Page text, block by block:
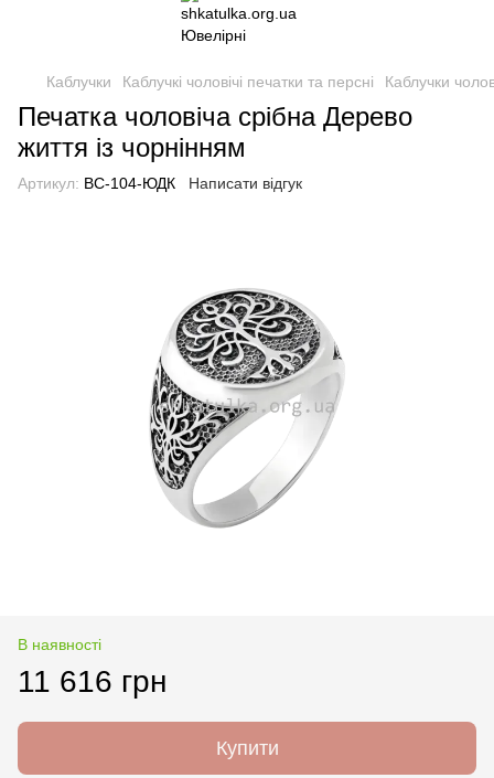
Каблучки Каблучкі чоловічі печатки та персні Каблучки
Печатка чоловіча срібна Дерево
життя із чорнінням
Артикул: ВС-104-ЮДК Написати відгук
В наявності
11 616 грн
Купити